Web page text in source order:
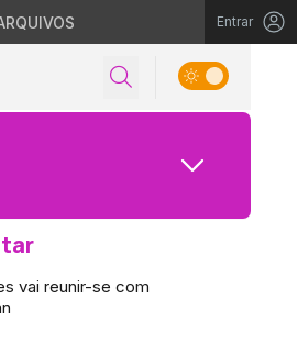
Entrar
vai reunir-se com